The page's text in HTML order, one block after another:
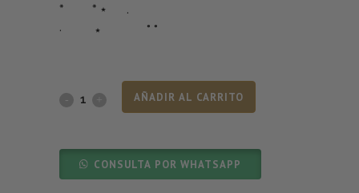
* * ⋆ .
· ⋆ ˚ ˚
AÑADIR AL CARRITO
CONSULTA POR WHATSAPP